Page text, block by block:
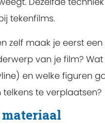
tekenfilms.
zelf maak je eerst
van je film? Wat
en welke figuren
te verplaatsen?